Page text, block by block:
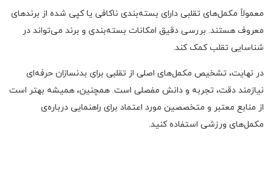
معمولاً مکمل‌های تقلبی دارای بسته‌بندی ناکافی یا کپی شده از برندهای
معروف هستند. بررسی دقیق امکانات بسته‌بندی و برند می‌تواند در
شناسایی تقلب کمک کند.
در نهایت، تشخیص مکمل‌های اصلی از تقلبی برای بدنسازان حرفه‌ای
نیازمند دقت، تجربه و دانش مفصلی است. همچنین، همیشه بهتر است
از منابع معتبر و متخصصین مورد اعتماد برای راهنمایی درباره‌ی
مکمل‌های ورزشی استفاده کنید.